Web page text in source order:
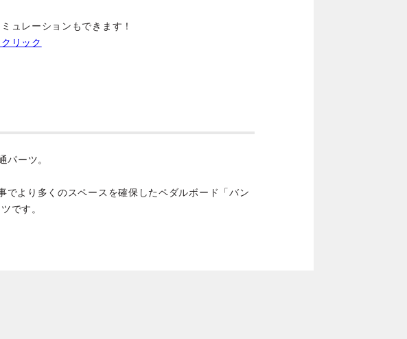
ュレーションもできます！
リック
パーツ。
でより多くのスペースを確保したペダルボード「バン
です。